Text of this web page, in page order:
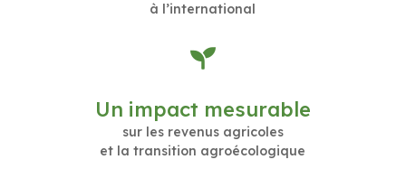
à l’international

Un impact mesurable
sur les revenus agricoles
et la transition agroécologique